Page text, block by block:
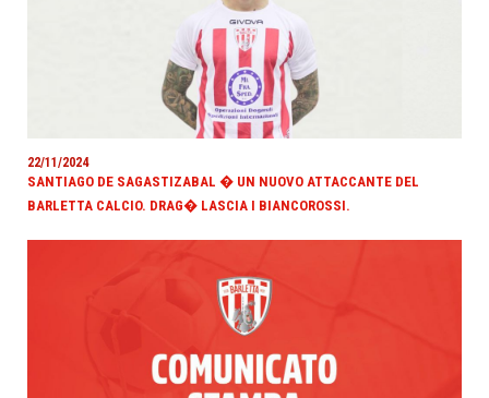
22/11/2024
SANTIAGO DE SAGASTIZABAL � UN NUOVO ATTACCANTE DEL
BARLETTA CALCIO. DRAG� LASCIA I BIANCOROSSI.